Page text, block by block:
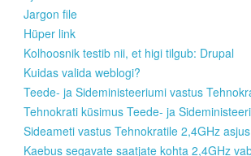
Jargon file
Hüper link
Kolhoosnik testib nii, et higi tilgub: Drupal
Kuidas valida weblogi?
Teede- ja Sideministeeriumi vastus
Tehnokrati küsimus Teede- ja
Sideameti vastus Tehnokratile 2,4GHz asjus
Kaebus segavate saatjate kohta 2,4GHz